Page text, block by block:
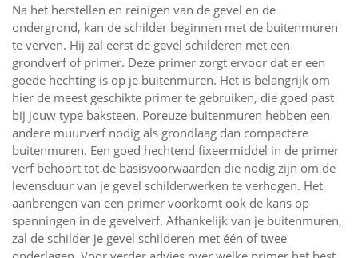
Na het herstellen en reinigen van de gevel en de
ondergrond, kan de schilder beginnen met de buitenmuren
te verven. Hij zal eerst de gevel schilderen met een
grondverf of primer. Deze primer zorgt ervoor dat er een
goede hechting is op je buitenmuren. Het is belangrijk om
hier de meest geschikte primer te gebruiken, die goed past
bij jouw type baksteen. Poreuze buitenmuren hebben een
andere muurverf nodig als grondlaag dan compactere
buitenmuren. Een goed hechtend fixeermiddel in de primer
verf behoort tot de basisvoorwaarden die nodig zijn om de
levensduur van je gevel schilderwerken te verhogen. Het
aanbrengen van een primer voorkomt ook de kans op
spanningen in de gevelverf. Afhankelijk van je buitenmuren,
zal de schilder je gevel schilderen met één of twee